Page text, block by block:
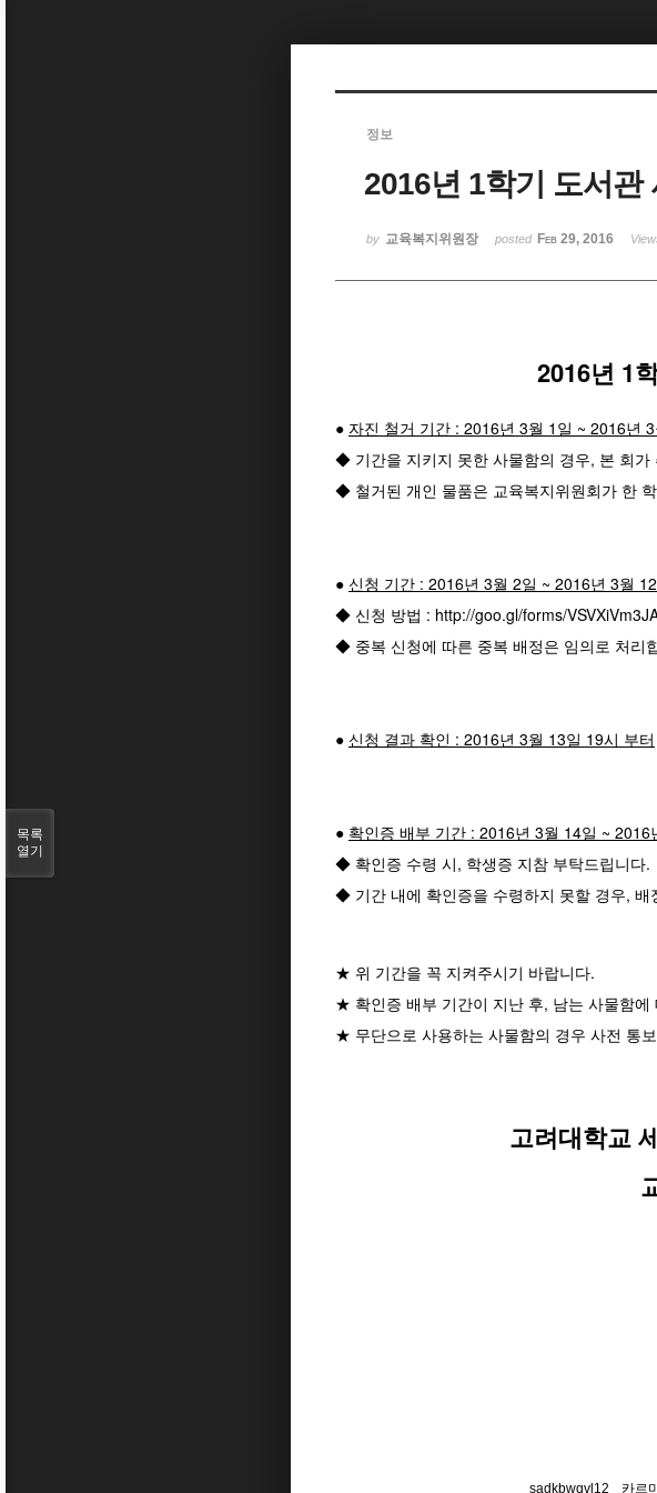
정보
2016년 1학기 도서관
by 교육복지위원장 posted Feb 29, 2016
2016년 1
● 자진 철거 기간 : 2016년 3월 1일 ~ 2016년
◆ 기간을 지키지 못한 사물함의 경우, 본 회가
◆ 철거된 개인 물품은 교육복지위원회가 한
● 신청 기간 : 2016년 3월 2일 ~ 2016년 3월
◆ 신청 방법 : http://goo.gl/forms/
◆ 중복 신청에 따른 중복 배정은 임의로 처리
● 신청 결과 확인 : 2016년 3월 13일 19시 부터
● 확인증 배부 기간 : 2016년 3월 14일 ~ 2016
◆ 확인증 수령 시, 학생증 지참 부탁드립니다.
◆ 기간 내에 확인증을 수령하지 못할 경우, 배
★ 위 기간을 꼭 지켜주시기 바랍니다.
★ 확인증 배부 기간이 지난 후, 남는 사물함에
★ 무단으로 사용하는 사물함의 경우 사전 통
고려대학교
sadkbwqvl12 카르
목록
열기
Sketchbook5, 스케치북5
Sketchbook5, 스케치북5